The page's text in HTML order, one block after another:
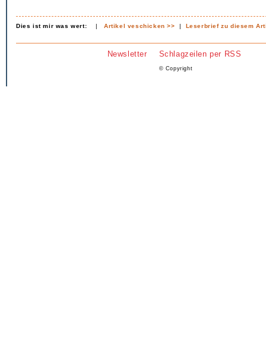
Dies ist mir was wert: |Artikel veschicken >> | Leserbrief zu diesem
Newsletter Schlagzeilen per RSS
© Copyright